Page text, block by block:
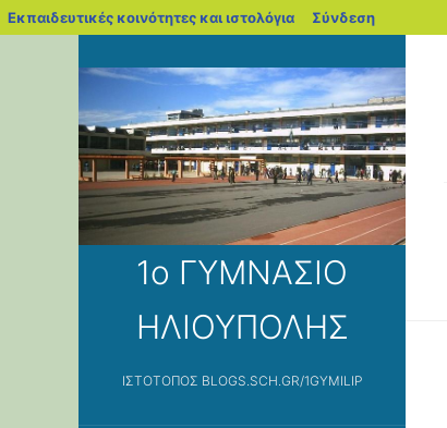
Εκπαιδευτικές κοινότητες και ιστολόγια blogs.sch.gr
Σύνδεση
1ο ΓΥΜΝΑΣΙΟ
ΗΛΙΟΥΠΟΛΗΣ
ΙΣΤΌΤΟΠΟΣ BLOGS.SCH.GR/1GYMILIP